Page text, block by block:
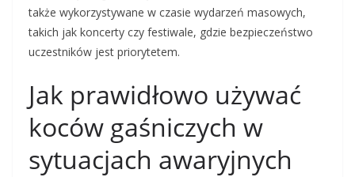
także wykorzystywane w czasie wydarzeń masowych,
takich jak koncerty czy festiwale, gdzie bezpieczeństwo
uczestników jest priorytetem.
Jak prawidłowo używać
koców gaśniczych w
sytuacjach awaryjnych